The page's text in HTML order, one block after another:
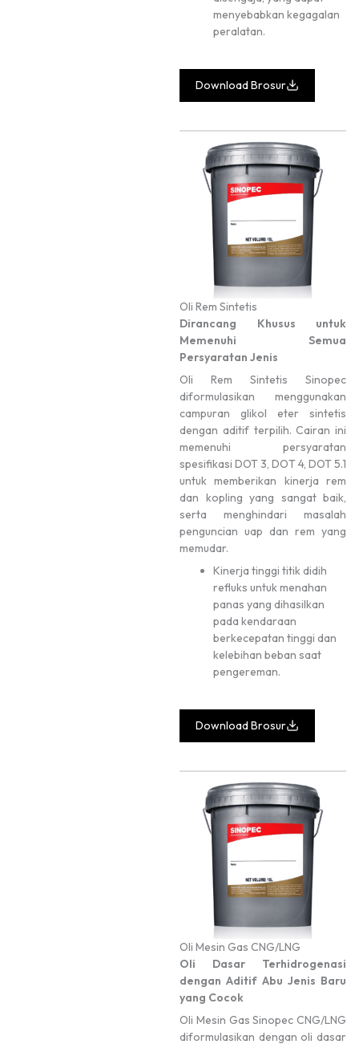
menyebabkan kegagalan
peralatan.
Download Brosur
Oli Rem Sintetis
Dirancang Khusus untuk
Memenuhi Semua
Persyaratan Jenis
Oli Rem Sintetis Sinopec
diformulasikan menggunakan
campuran glikol eter sintetis
dengan aditif terpilih. Cairan ini
memenuhi persyaratan
spesifikasi DOT 3, DOT 4, DOT 5.1
untuk memberikan kinerja rem
dan kopling yang sangat baik,
serta menghindari masalah
penguncian uap dan rem yang
memudar.
Kinerja tinggi titik didih
refluks untuk menahan
panas yang dihasilkan
pada kendaraan
berkecepatan tinggi dan
kelebihan beban saat
pengereman.
Download Brosur
Oli Mesin Gas CNG/LNG
Oli Dasar Terhidrogenasi
dengan Aditif Abu Jenis Baru
yang Cocok
Oli Mesin Gas Sinopec CNG/LNG
diformulasikan dengan oli dasar